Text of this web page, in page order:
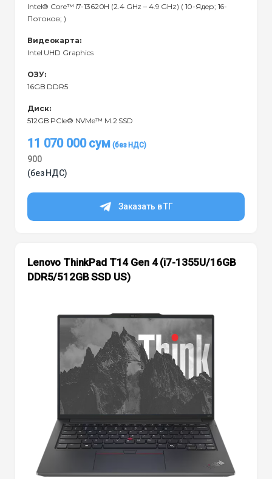
Intel® Core™ i7-13620H (2.4 GHz – 4.9 GHz) ( 10-Ядeр; 16-
Потоков; )
Видеокарта:
Intel UHD Graphics
ОЗУ:
16GB DDR5
Диск:
512GB PCIe® NVMe™ M.2 SSD
11 070 000сум
900
(без НДС)
Заказать в ТГ
Lenovo ThinkPad T14 Gen 4 (i7-1355U/16GB
DDR5/512GB SSD US)